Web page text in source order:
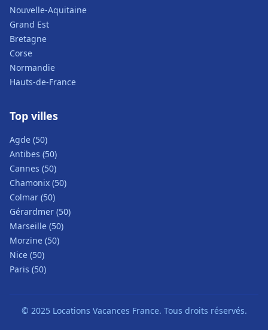
Nouvelle-Aquitaine
Grand Est
Bretagne
Corse
Normandie
Hauts-de-France
Top villes
Agde (50)
Antibes (50)
Cannes (50)
Chamonix (50)
Colmar (50)
Gérardmer (50)
Marseille (50)
Morzine (50)
Nice (50)
Paris (50)
© 2025 Locations Vacances France. Tous droits réservés.